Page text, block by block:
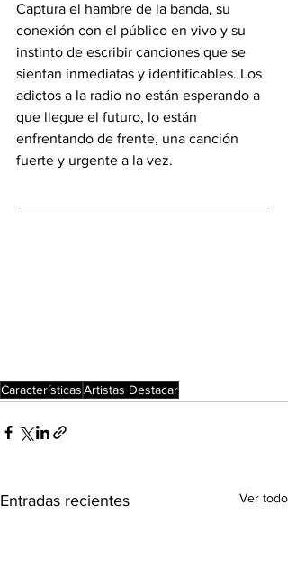
Captura el hambre de la banda, su
conexión con el público en vivo y su
instinto de escribir canciones que se
sientan inmediatas y identificables. Los
adictos a la radio no están esperando a
que llegue el futuro, lo están
enfrentando de frente, una canción
fuerte y urgente a la vez.
CaracterísticasArtistas Destacar
Entradas recientes Ver todo